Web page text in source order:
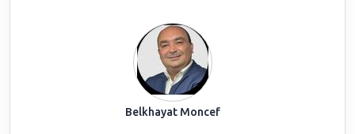
Belkhayat Moncef